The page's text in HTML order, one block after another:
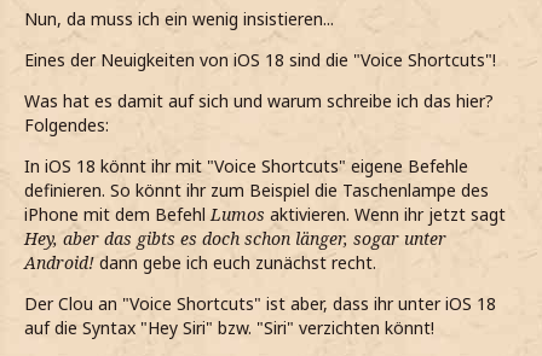
Nun, da muss ich ein wenig insistieren...
Eines der Neuigkeiten von iOS 18 sind die "Voice Shortcuts"!
Was hat es damit auf sich und warum schreibe ich das hier?
Folgendes:
In iOS 18 könnt ihr mit "Voice Shortcuts" eigene Befehle
definieren. So könnt ihr zum Beispiel die Taschenlampe des
iPhone mit dem BefehlLumos aktivieren. Wenn ihr jetzt sagt
Hey, aber das gibts es doch schon länger, sogar unter
Android! dann gebe ich euch zunächst recht.
Der Clou an "Voice Shortcuts" ist aber, dass ihr unter iOS 18
auf die Syntax "Hey Siri" bzw. "Siri" verzichten könnt!